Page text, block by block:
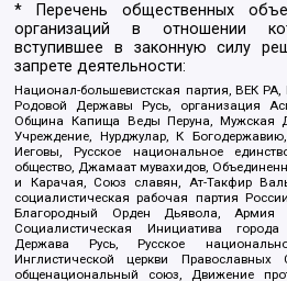
* Перечень общественных
организаций в отношении
вступившее в законную силу
запрете деятельности:
Национал-большевистская партия, ВЕК
Родовой Державы Русь, организация
Община Капища Веды Перуна, Мужская
Учреждение, Нурджулар, К
Иеговы, Русское национальное
общество, Джамаат мувахидов,
и Карачая, Союз славян, Ат-Такфир
социалистическая рабочая партия
Благородный Орден Дьявола, Армия
Социалистическая Инициатива
Держава Русь, Русское
Инглистической церкви Православных
общенациональный союз, Движение